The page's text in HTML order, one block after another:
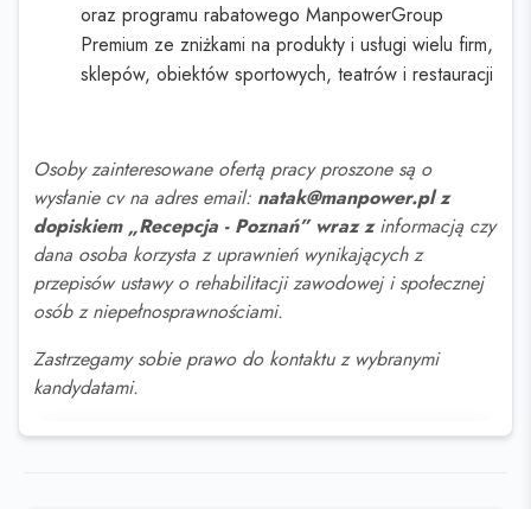
oraz programu rabatowego ManpowerGroup
Premium ze zniżkami na produkty i usługi wielu firm,
sklepów, obiektów sportowych, teatrów i restauracji
Osoby zainteresowane ofertą pracy proszone są o
wysłanie cv na adres email: natak@manpower.pl z
dopiskiem „Recepcja - Poznań” wraz zinformacją czy
dana osoba korzysta z uprawnień wynikających z
przepisów ustawy o rehabilitacji zawodowej i społecznej
osób z niepełnosprawnościami.
Zastrzegamy sobie prawo do kontaktu z wybranymi
kandydatami.